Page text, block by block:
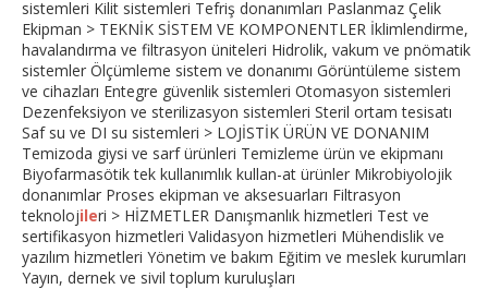
sistemleri Kilit sistemleri Tefriş donanımları Paslanmaz Çelik
Ekipman > TEKNİK SİSTEM VE KOMPONENTLER İklimlendirme,
havalandırma ve filtrasyon üniteleri Hidrolik, vakum ve pnömatik
sistemler Ölçümleme sistem ve donanımı Görüntüleme sistem
ve cihazları Entegre güvenlik sistemleri Otomasyon sistemleri
Dezenfeksiyon ve sterilizasyon sistemleri Steril ortam tesisatı
Saf su ve DI su sistemleri > LOJİSTİK ÜRÜN VE DONANIM
Temizoda giysi ve sarf ürünleri Temizleme ürün ve ekipmanı
Biyofarmasötik tek kullanımlık kullan-at ürünler Mikrobiyolojik
donanımlar Proses ekipman ve aksesuarları Filtrasyon
teknolojileri > HİZMETLER Danışmanlık hizmetleri Test ve
sertifikasyon hizmetleri Validasyon hizmetleri Mühendislik ve
yazılım hizmetleri Yönetim ve bakım Eğitim ve meslek kurumları
Yayın, dernek ve sivil toplum kuruluşları